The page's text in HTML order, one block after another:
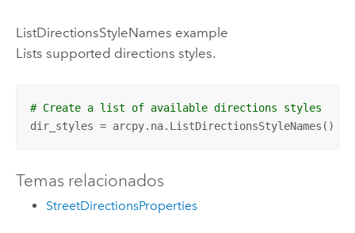
ListDirectionsStyleNames example
Lists supported directions styles.
# Create a list of available directions styles
dir_styles = arcpy.na.ListDirectionsStyleNames()
Temas relacionados
StreetDirectionsProperties